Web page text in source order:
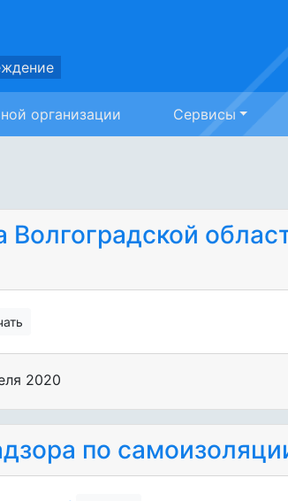
организации Сервисы
Волгоградской
2020
по